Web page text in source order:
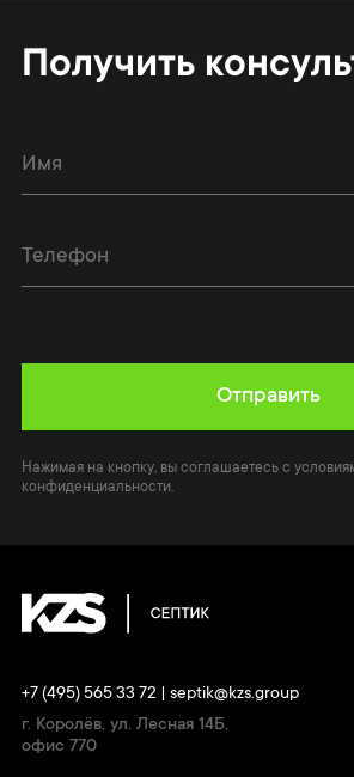
Получить
Отправить
Нажимая на кнопку, вы соглашаетесь с
конфиденциальности.
+7 (495) 565 33 72
septik@kzs.group
г. Королёв, ул. Лесная 14Б,
офис 770